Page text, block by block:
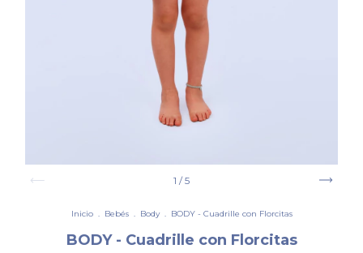
1 /5
Inicio . Bebés . Body . BODY - Cuadrille con Florcitas
BODY - Cuadrille con Florcitas